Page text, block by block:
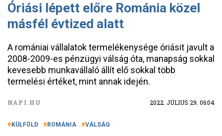
Óriási lépett előre Románia közel
másfél évtized alatt
A romániai vállalatok termelékenysége óriásit javult a
2008-2009-es pénzügyi válság óta, manapság sokkal
kevesebb munkavállaló állít elő sokkal több
termelési értéket, mint annak idején.
NAPI.HU 2022. JÚLIUS 29. 06:04
KÜLFÖLD ROMÁNIA VÁLSÁG